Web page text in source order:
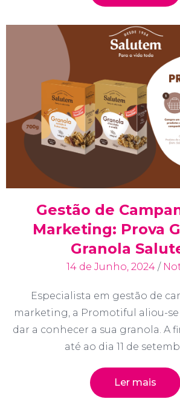
Gestão de
Marketing: Prova
Granola
14 de Junho, 2024 /
Especialista em gestão de
marketing, a Promotiful aliou-se
dar a conhecer a sua granola. A
até ao dia 11 de
Ler mais